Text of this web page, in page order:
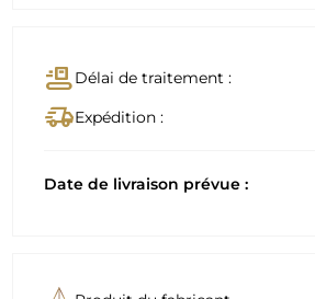
conveyor_beltDélai de traitement :
delivery_truck_speedExpédition :
Date de livraison prévue :